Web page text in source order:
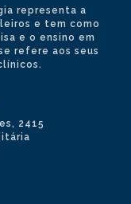
representa a
e tem como
e o ensino em
refere aos seus
2415